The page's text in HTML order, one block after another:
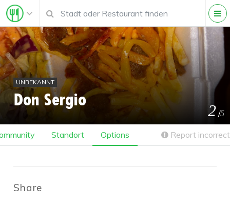
UNBEKANNT
Don Sergio 2 /5
Standort Options Report
Share